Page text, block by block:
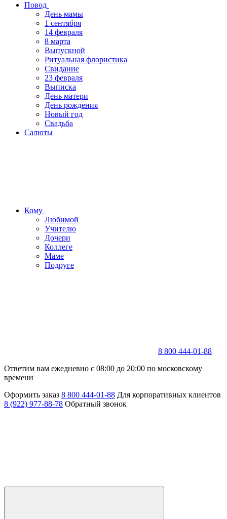
Повод
День мамы
1 сентября
14 февраля
8 марта
Выпускной
Ритуальная флористика
Свидание
23 февраля
Выписка
День матери
День рождения
Новый год
Свадьба
Салюты
Кому
Любимой
Учителю
Дочери
Коллеге
Маме
Подруге
8 800 444-01-88
Ответим вам ежедневно с 08:00 до 20:00 по московскому
времени
Оформить заказ 8 800 444-01-88 Для корпоративных клиентов
8 (922) 977-88-78 Обратный звонок